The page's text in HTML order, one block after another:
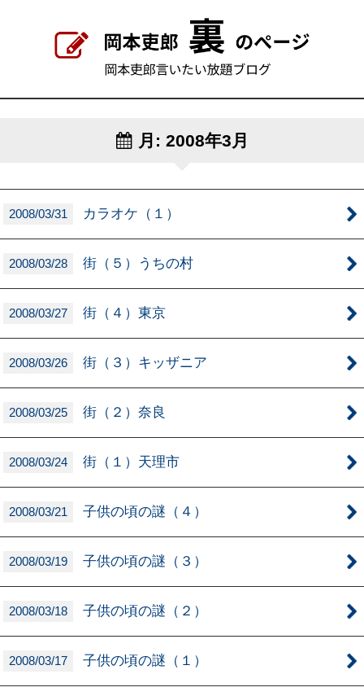
月: 2008年3月
2008/03/31 カラオケ（１）
2008/03/28 街（５）うちの村
2008/03/27 街（４）東京
2008/03/26 街（３）キッザニア
2008/03/25 街（２）奈良
2008/03/24 街（１）天理市
2008/03/21 子供の頃の謎（４）
2008/03/19 子供の頃の謎（３）
2008/03/18 子供の頃の謎（２）
2008/03/17 子供の頃の謎（１）